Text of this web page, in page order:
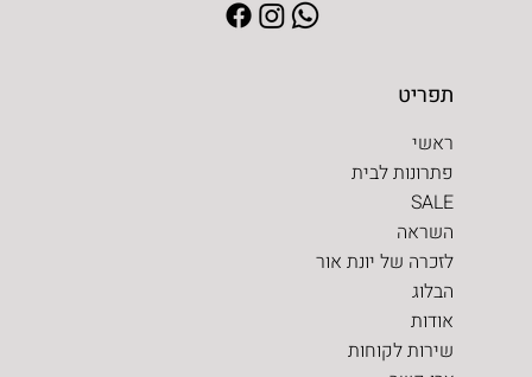
תפריט
ראשי
פתרונות לבית
SALE
השראה
לזכרה של יונת אור
הבלוג
אודות
שירות לקוחות